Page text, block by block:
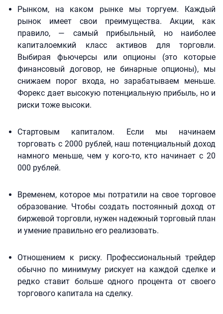
Рынком, на каком рынке мы торгуем. Каждый
рынок имеет свои преимущества. Акции, как
правило, — самый прибыльный, но наиболее
капиталоемкий класс активов для торговли.
Выбирая фьючерсы или опционы (это которые
финансовый договор, не бинарные опционы), мы
снижаем порог входа, но зарабатываем меньше.
Форекс дает высокую потенциальную прибыль, но и
риски тоже высоки.
Стартовым капиталом. Если мы начинаем
торговать с 2000 рублей, наш потенциальный доход
намного меньше, чем у кого-то, кто начинает с 20
000 рублей.
Временем, которое мы потратили на свое торговое
образование. Чтобы создать постоянный доход от
биржевой торговли, нужен надежный торговый план
и умение правильно его реализовать.
Отношением к риску. Профессиональный трейдер
обычно по минимуму рискует на каждой сделке и
редко ставит больше одного процента от своего
торгового капитала на сделку.